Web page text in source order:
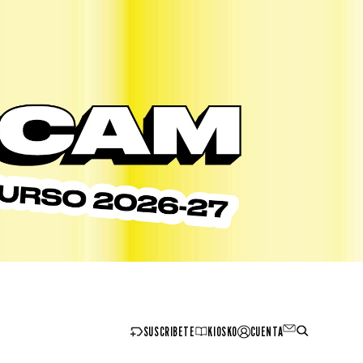
SUSCRIBETE KIOSKO CUENTA